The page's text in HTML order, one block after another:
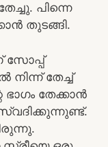
പിന്നെ
തുടങ്ങി.
സോപ്പ്
തേച്ച്
ഭാഗം തേക്കാൻ